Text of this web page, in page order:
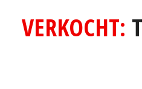
VERKOCHT: